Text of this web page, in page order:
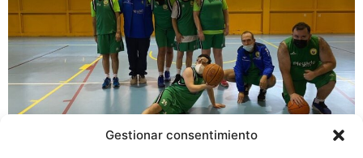
Gestionar consentimiento